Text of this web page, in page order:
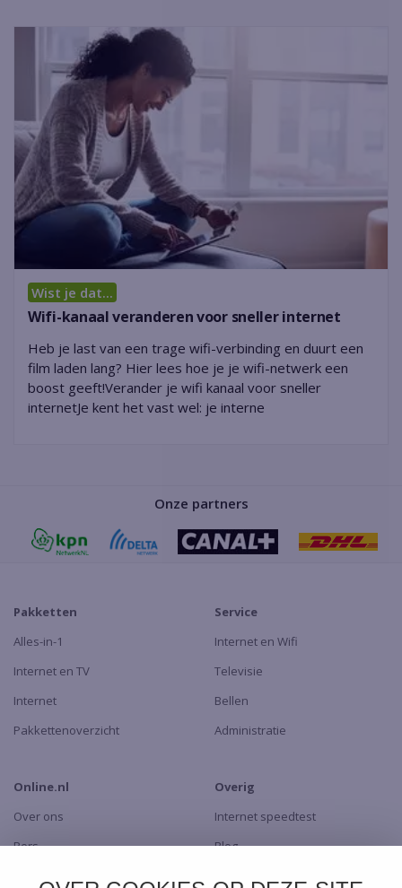
Wist je dat...
Wifi-kanaal veranderen voor sneller internet
Heb je last van een trage wifi-verbinding en duurt een
film laden lang? Hier lees hoe je je wifi-netwerk een
boost geeft!Verander je wifi kanaal voor sneller
internetJe kent het vast wel: je interne
Onze partners
Pakketten
Alles-in-1
Internet en TV
Internet
Pakkettenoverzicht
Service
Internet en Wifi
Televisie
Bellen
Administratie
Online.nl
Over ons
Pers
Overig
Internet speedtest
Blog